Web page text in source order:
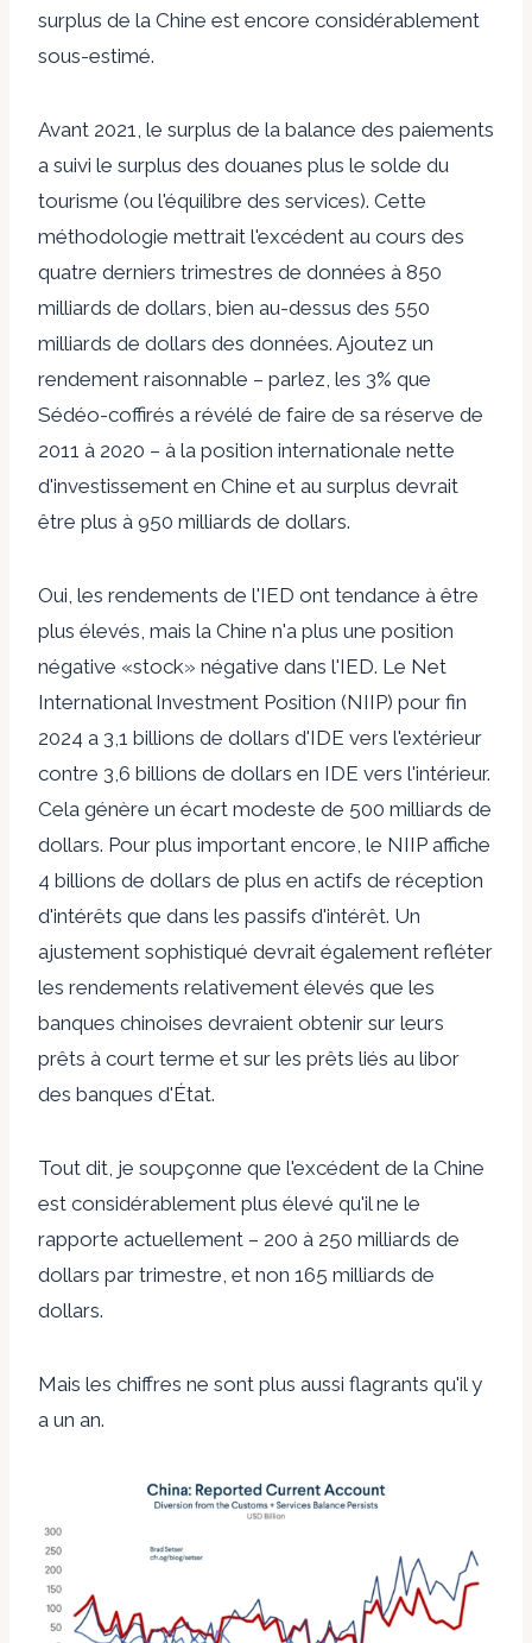
surplus de la Chine est encore considérablement
sous-estimé.
Avant 2021, le surplus de la balance des paiements
a suivi le surplus des douanes plus le solde du
tourisme (ou l'équilibre des services). Cette
méthodologie mettrait l'excédent au cours des
quatre derniers trimestres de données à 850
milliards de dollars, bien au-dessus des 550
milliards de dollars des données. Ajoutez un
rendement raisonnable – parlez, les 3% que
Sédéo-coffirés a révélé de faire de sa réserve de
2011 à 2020 – à la position internationale nette
d'investissement en Chine et au surplus devrait
être plus à 950 milliards de dollars.
Oui, les rendements de l'IED ont tendance à être
plus élevés, mais la Chine n'a plus une position
négative «stock» négative dans l'IED. Le Net
International Investment Position (NIIP) pour fin
2024 a 3,1 billions de dollars d'IDE vers l'extérieur
contre 3,6 billions de dollars en IDE vers l'intérieur.
Cela génère un écart modeste de 500 milliards de
dollars. Pour plus important encore, le NIIP affiche
4 billions de dollars de plus en actifs de réception
d'intérêts que dans les passifs d'intérêt. Un
ajustement sophistiqué devrait également refléter
les rendements relativement élevés que les
banques chinoises devraient obtenir sur leurs
prêts à court terme et sur les prêts liés au libor
des banques d'État.
Tout dit, je soupçonne que l'excédent de la Chine
est considérablement plus élevé qu'il ne le
rapporte actuellement – 200 à 250 milliards de
dollars par trimestre, et non 165 milliards de
dollars.
Mais les chiffres ne sont plus aussi flagrants qu'il y
a un an.